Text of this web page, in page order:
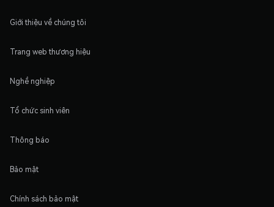
Giới thiệu về chúng tôi
Trang web thương hiệu
Nghề nghiệp
Tổ chức sinh viên
Thông báo
Bảo mật
Chính sách bảo mật